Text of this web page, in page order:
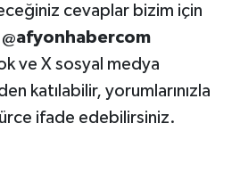
cevaplar bizim için
@afyonhabercom
ve X sosyal medya
katılabilir, yorumlarınızla
ifade edebilirsiniz.